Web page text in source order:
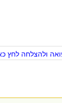
ולהצלחה לחץ